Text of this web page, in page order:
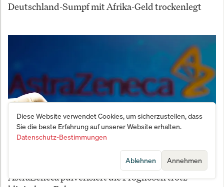
Deutschland-Sumpf mit Afrika-Geld trockenlegt
Vernichtungsschlag der Krebs-Medikamente:
AstraZeneca pulverisiert die Prognosen trotz
Diese Website verwendet Cookies, um sicherzustellen, dass
Sie die beste Erfahrung auf unserer Website erhalten.
Datenschutz-Bestimmungen
Annehmen
Ablehnen